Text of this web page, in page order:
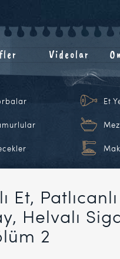
Videolar
Et
Et,
Helvalı
2